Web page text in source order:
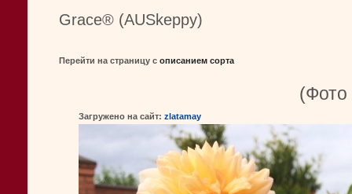
Grace® (AUSkeppy)
Перейти на страницу с описанием сорта
(Фото
Загружено на сайт: zlatamay